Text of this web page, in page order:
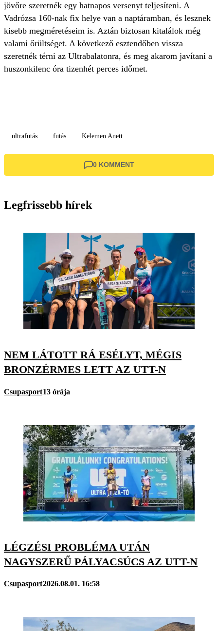
jövőre szeretnék egy hatnapos versenyt teljesíteni. A
Vadrózsa 160-nak fix helye van a naptáramban, és lesznek
kisebb megméretéseim is. Aztán biztosan kitalálok még
valami őrültséget. A következő esztendőben vissza
szeretnék térni az Ultrabalatonra, és meg akarom javítani a
huszonkilenc óra tizenhét perces időmet.
ultrafutás futás Kelemen Anett
0 KOMMENT
Legfrissebb hírek
NEM LÁTOTT RÁ ESÉLYT, MÉGIS
BRONZÉRMES LETT AZ UTT-N
Csupasport13 órája
LÉGZÉSI PROBLÉMA UTÁN
NAGYSZERŰ PÁLYACSÚCS AZ UTT-N
Csupasport2026.08.01. 16:58